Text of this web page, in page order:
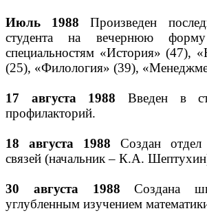
Июль 1988 Произведен
студента на вечернюю
специальностям «История» (47),
(25), «Филология» (39),
17 августа 1988 Введен в
профилакторий.
18 августа 1988 Создан отдел
связей (начальник – К.А.
30 августа 1988 Создана
углубленным изучением